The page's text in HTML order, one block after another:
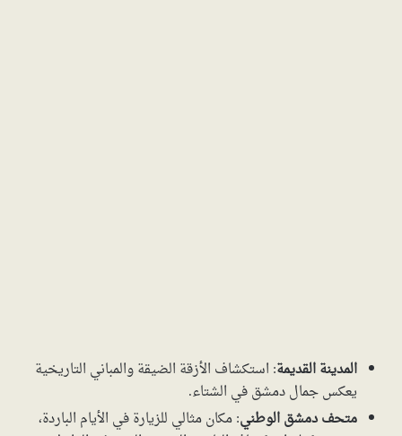
المدينة القديمة: استكشاف الأزقة الضيقة والمباني التاريخية
يعكس جمال دمشق في الشتاء.
متحف دمشق الوطني: مكان مثالي للزيارة في الأيام الباردة،